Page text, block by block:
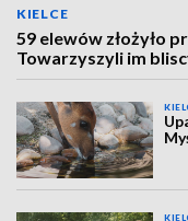
KIELCE
59 elewów złożyło
Towarzyszyli im